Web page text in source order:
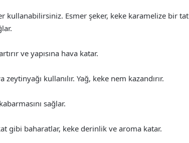
kullanabilirsiniz. Esmer şeker, keke karamelize bir tat
ve yapısına hava katar.
kullanılır. Yağ, keke nem kazandırır.
sağlar.
gibi baharatlar, keke derinlik ve aroma katar.